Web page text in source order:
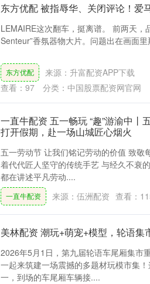
东方优配 被指辱华、关闭评论！爱
LEMAIRE这次翻车，挺离谱。 前两天
Senteur”香氛器物大片。问题出在画面
东方优配
来源：升富配资APP下载
查看： 97 分类： 中国股票配资网官网
一直牛配资 五一畅玩 “趣”游渝中丨
打开假期，赴一场山城匠心烟火
五一劳动节 让我们铭记劳动的价值 致
着代代匠人坚守的传统手艺 与经久不衰
都在讲述平凡劳动....
一直牛配资 来源：伍洲配资 查看：
美林配资 潮玩+萌宠+模型，轮语集
2026年5月1日，第九届轮语车尾厢集市
一起来筑建一场震撼的多题材玩模市集
一，到场的车尾厢车辆接....